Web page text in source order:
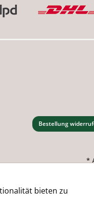
Bestellung
*
bieten zu